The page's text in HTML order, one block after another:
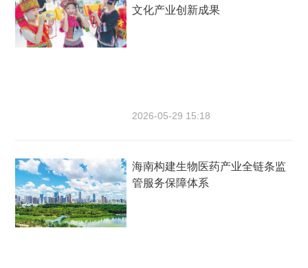
文化产业创新成果
2026-05-29 15:18
海南构建生物医药产业全链条监
管服务保障体系